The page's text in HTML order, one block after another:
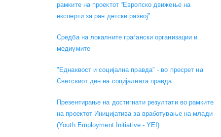
рамките на проектот “Европско движење на
експерти за ран детски развој”
Средба на локалните граѓански организации и
медиумите
"Еднаквост и социјална правда" - во пресрет на
Светскиот ден на социјалната правда
Презентирање на достигнати резултати во рамките
на проектот Иницијатива за вработување на млади
(Youth Employment Initiative - YEI)